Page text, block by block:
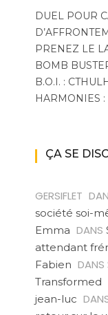
DUEL POUR
PRENEZ LE
BOMB
B.O.I. :
HARMONIES :
ÇA SE
GERSIFLET
société soi-
Emma DANS
attendant
Fabien DANS
Transformed
jean-luc